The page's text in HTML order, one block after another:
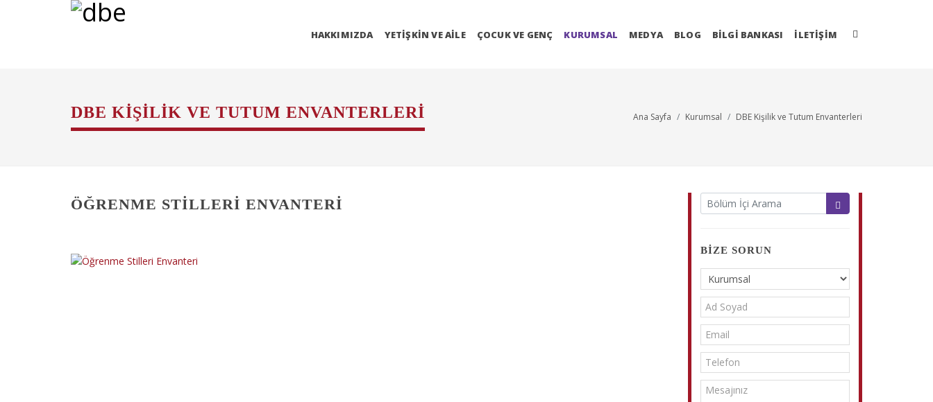
HAKKIMIZDA YETIŞKIN VE AILE ÇOCUK VE GENÇ KURUMSAL MEDYA BLOG BİLGİ BANKASI İLETIŞIM
DBE KIŞILIK VE TUTUM ENVANTERLERI Ana Sayfa Kurumsal DBE Kişilik ve Tutum Envanterleri
ÖĞRENME STILLERI ENVANTERI
BIZE SORUN